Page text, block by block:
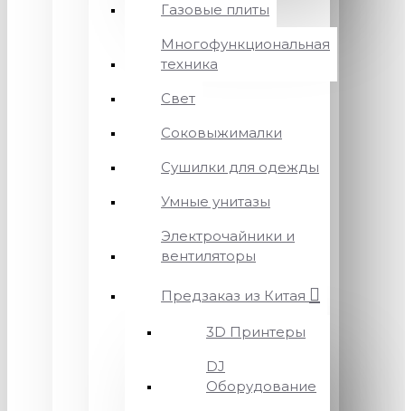
Газовые плиты
Многофункциональная
техника
Свет
Соковыжималки
Сушилки для одежды
Умные унитазы
Электрочайники и
вентиляторы
Предзаказ из Китая
3D Принтеры
DJ
Оборудование